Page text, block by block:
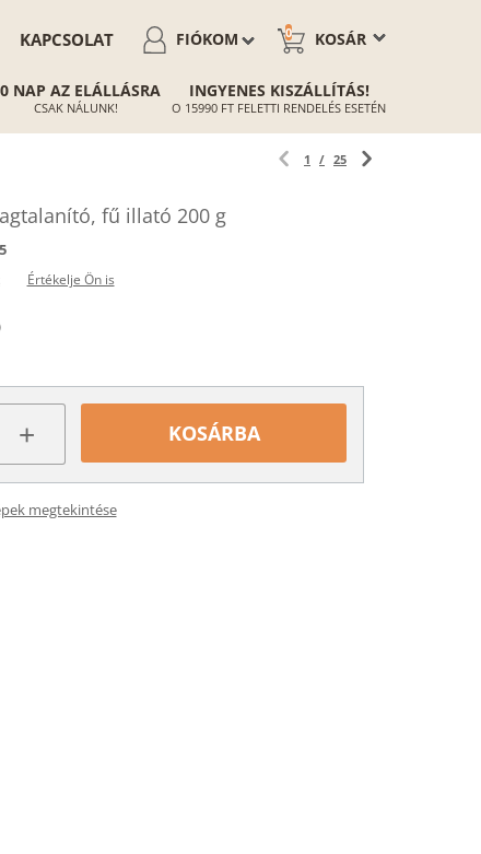
KOSÁR
0
FIÓKOM
KAPCSOLAT
NAP AZ ELÁLLÁSRA
CSAK NÁLUNK!
INGYENES KISZÁLLÍTÁS!
O 15990 FT FELETTI RENDELÉS ESETÉN
1 / 25
fű illató 200 g
Értékelje Ön is
+ KOSÁRBA
megtekintése